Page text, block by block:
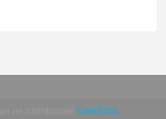
UserEcho